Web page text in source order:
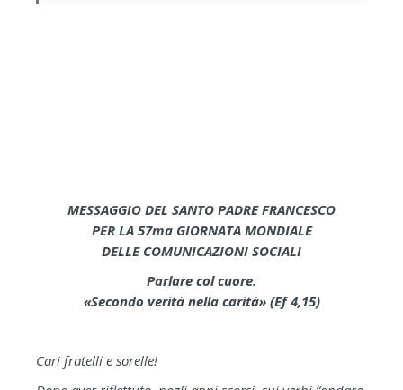
MESSAGGIO DEL SANTO PADRE FRANCESCO
PER LA 57ma GIORNATA MONDIALE
DELLE COMUNICAZIONI SOCIALI
Parlare col cuore.
«Secondo verità nella carità» (Ef 4,15)
Cari fratelli e sorelle!